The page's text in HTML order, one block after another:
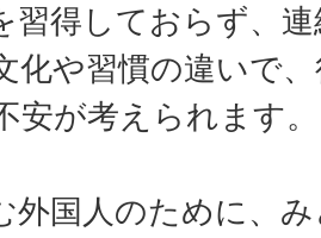
習得しておらず、
化や習慣の違いで
安が考えられます。
外国人のために、